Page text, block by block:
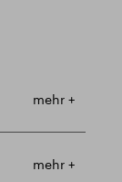
mehr +
mehr +